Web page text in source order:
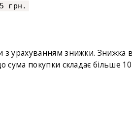
грн.
урахуванням знижки. Знижка
покупки складає більше